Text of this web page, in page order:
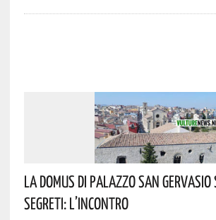
La Domus Di Palazzo San Gervasio
Segreti: L’incontro